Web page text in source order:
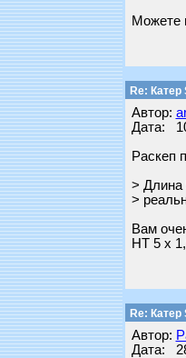
Можете
Re: Катер
Автор:
Дата:
Раскеп
> Длина
>
Вам
HT 5 х
Re: Катер
Автор:
Дата: